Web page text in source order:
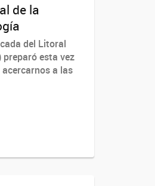
de la
del Litoral
preparó esta vez
a las